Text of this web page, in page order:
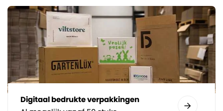
Digitaal bedrukte verpakkingen